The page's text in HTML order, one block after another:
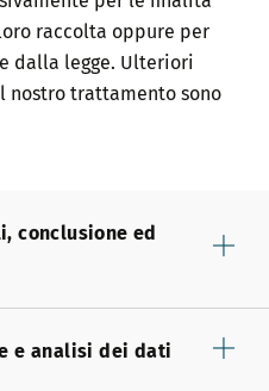
raccolta oppure per
dalla legge. Ulteriori
trattamento sono
conclusione ed
e analisi dei dati